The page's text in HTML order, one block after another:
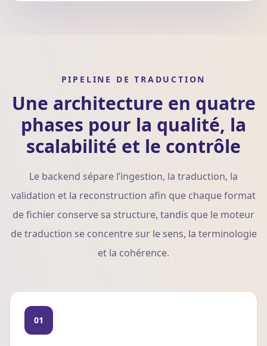
PIPELINE DE TRADUCTION
Une architecture en quatre
phases pour la qualité, la
scalabilité et le contrôle
Le backend sépare l’ingestion, la traduction, la
validation et la reconstruction afin que chaque format
de fichier conserve sa structure, tandis que le moteur
de traduction se concentre sur le sens, la terminologie
et la cohérence.
01